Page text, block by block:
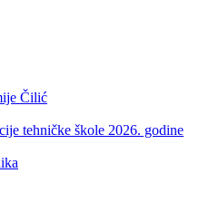
Čilić
tehničke škole 2026. godine